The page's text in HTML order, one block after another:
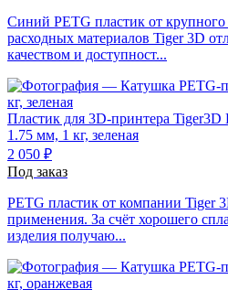
Синий PETG пластик от крупного
расходных материалов Tiger 3D
качеством и доступност...
Пластик для 3D-принтера Tiger3D
1.75 мм, 1 кг, зеленая
2 050 ₽
Под заказ
PETG пластик от компании Tiger
применения. За счёт хорошего
изделия получаю...